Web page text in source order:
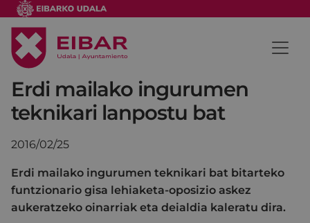
Erdi mailako ingurumen
teknikari lanpostu bat
2016/02/25
Erdi mailako ingurumen teknikari bat bitarteko
funtzionario gisa lehiaketa-oposizio askez
aukeratzeko oinarriak eta deialdia kaleratu dira.